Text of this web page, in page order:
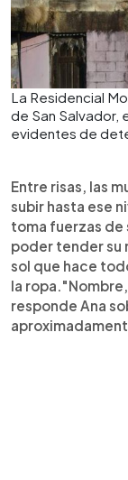
La Residencial
de San Salvador,
evidentes de
Entre risas, las
subir hasta ese
toma fuerzas de
poder tender su
sol que hace
la
responde Ana